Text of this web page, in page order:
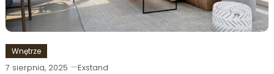
Wnętrze
7 sierpnia, 2025 Exstand